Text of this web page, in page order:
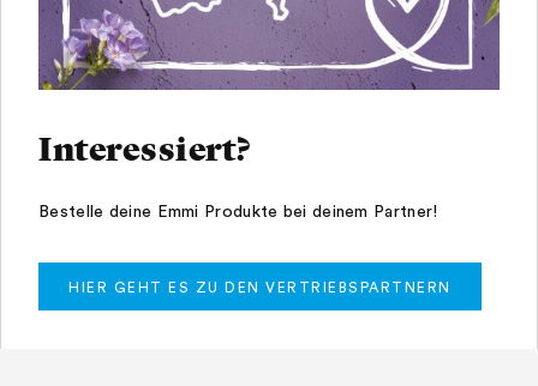
Interessiert?
Bestelle deine Emmi Produkte bei deinem Partner!
HIER GEHT ES ZU DEN VERTRIEBSPARTNERN